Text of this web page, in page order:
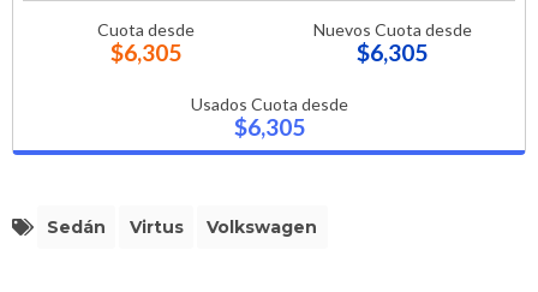
Cuota desde
$6,305
Nuevos Cuota desde
$6,305
Usados Cuota desde
$6,305
Sedán Virtus Volkswagen